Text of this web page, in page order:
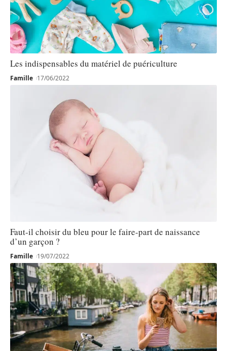
Les indispensables du matériel de puériculture
Famille 17/06/2022
Faut-il choisir du bleu pour le faire-part de naissance
d’un garçon ?
Famille 19/07/2022